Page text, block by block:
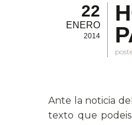
22
ENERO
2014
Ante la noticia
texto que